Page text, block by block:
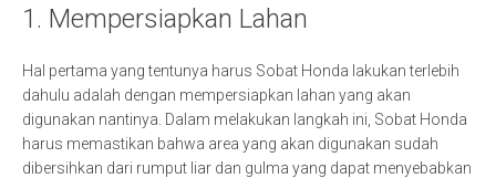
1. Mempersiapkan Lahan
Hal pertama yang tentunya harus Sobat Honda lakukan terlebih
dahulu adalah dengan mempersiapkan lahan yang akan
digunakan nantinya. Dalam melakukan langkah ini, Sobat Honda
harus memastikan bahwa area yang akan digunakan sudah
dibersihkan dari rumput liar dan gulma yang dapat menyebabkan